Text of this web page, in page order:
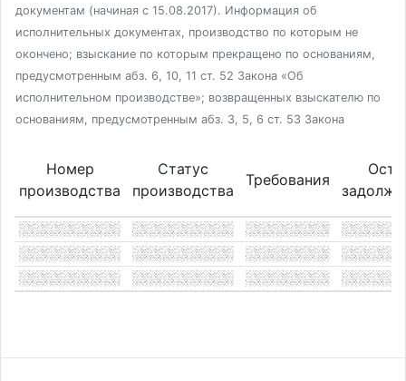
документам (начиная с 15.08.2017). Информация об
исполнительных документах, производство по которым не
окончено; взыскание по которым прекращено по основаниям,
предусмотренным абз. 6, 10, 11 ст. 52 Закона «Об
исполнительном производстве»; возвращенных взыскателю по
основаниям, предусмотренным абз. 3, 5, 6 ст. 53 Закона
Номер
производства
Статус
производства
Требования